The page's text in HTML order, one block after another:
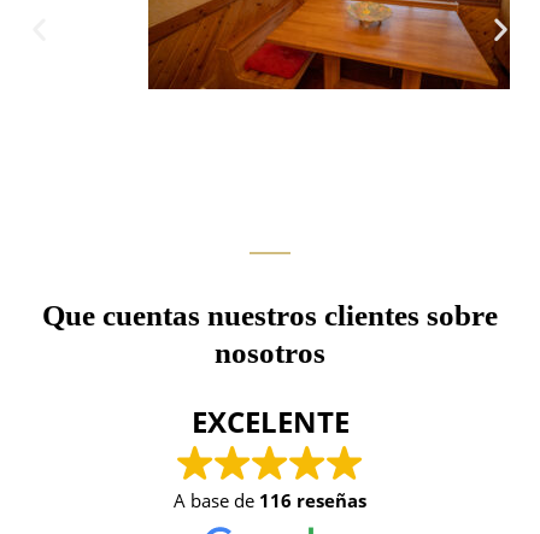
Que cuentas nuestros clientes sobre
nosotros
EXCELENTE
A base de 116 reseñas